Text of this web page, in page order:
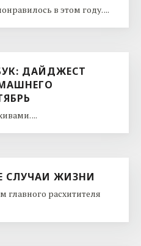
в этом году. ...
ДАЙДЖЕСТ
...
СЛУЧАИ ЖИЗНИ
расхитителя